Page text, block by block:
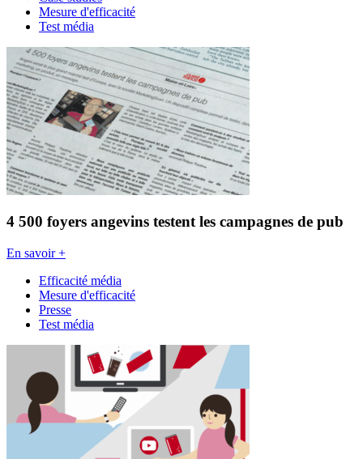
Mesure d'efficacité
Test média
4 500 foyers angevins testent les campagnes de pub
En savoir +
Efficacité média
Mesure d'efficacité
Presse
Test média